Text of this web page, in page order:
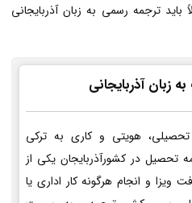
باید ترجمه رسمی به زبان آذربایجانی
زبان آذربایجانی
هویتی و کاری به ترکی
تحصیل در کشورآذربایجان یکی از
و انجام هرگونه کار اداری یا